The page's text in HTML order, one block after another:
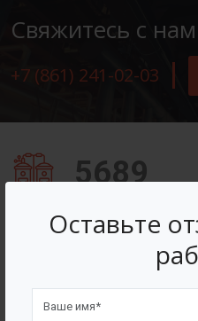
Оставьте
Свяжитесь с
+7 (861) 241-02-03
5689
Счастливых клиентов